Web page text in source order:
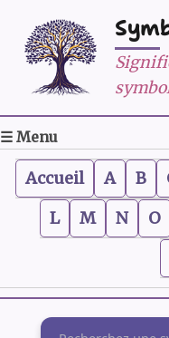
☰ Menu
Accueil A B
L
M N O
Rechercher